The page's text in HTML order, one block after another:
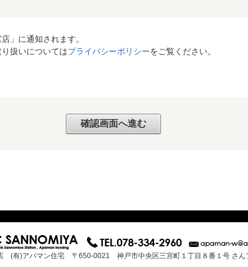
」に通知されます。
扱いについてはプライバシーポリシーをご覧ください。
(有)アパマン住宅 〒650-0021 神戸市中央区三宮町１丁目８番１号 さん